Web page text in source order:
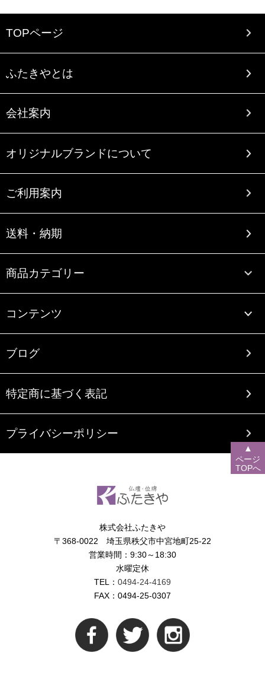
TOPページ
ふたきやとは
会社案内
オリジナルブランドについて
ご利用案内
送料・納期
商品カテゴリー
コンテンツ
ブログ
特定商に基づく表記
プライバシーポリシー
株式会社ふたきや
〒368-0022 埼玉県秩父市中宮地町25-22
営業時間：9:30～18:30
水曜定休
TEL： 0494-24-4169
FAX：0494-25-0307
▲
ページ
TOPへ